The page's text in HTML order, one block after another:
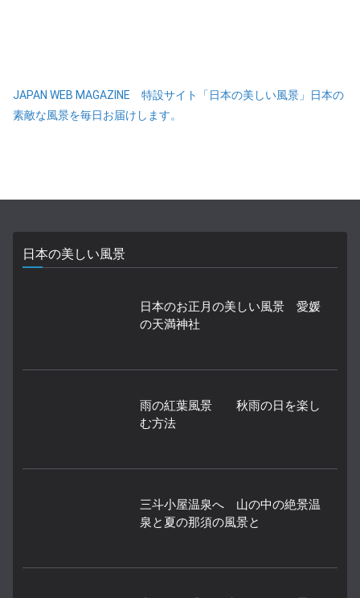
JAPAN WEB MAGAZINE 特設サイト「日本の美しい風景」日本の
素敵な風景を毎日お届けします。
日本の美しい風景
日本のお正月の美しい風景 愛媛
の天満神社
雨の紅葉風景 秋雨の日を楽し
む方法
三斗小屋温泉へ 山の中の絶景温
泉と夏の那須の風景と